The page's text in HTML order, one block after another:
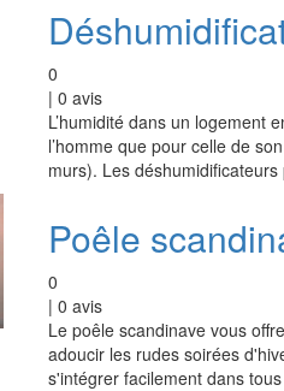
0
| 0 avis
L’humidité dans un logement
l’homme que pour celle de
murs). Les
Poêle
0
| 0 avis
Le poêle scandinave vous
adoucir les rudes soirées
s'intégrer facilement dans